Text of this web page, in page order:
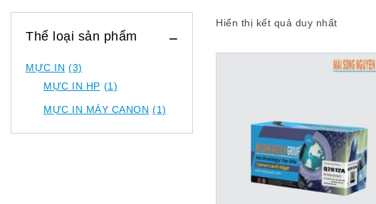
Hiển thị kết quả duy nhất
Thể loại sản phẩm
MỰC IN (3)
MỰC IN HP (1)
MỰC IN MÁY CANON (1)